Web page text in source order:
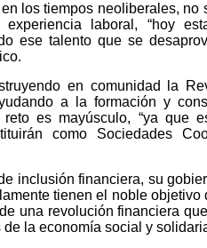
los tiempos neoliberales, no
laboral, “hoy
ese talento que se
en comunidad la
a la formación y
es mayúsculo, “ya que
como Sociedades
inclusión financiera, su
tienen el noble
una revolución financiera
la economía social y